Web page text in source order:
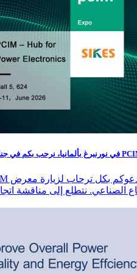
الصناعي. نتطلع إلى مناقشة